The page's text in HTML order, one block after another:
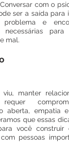
com o
ser a saída para
e
necessárias
mal.
manter
aberta, empatia
que essas
você construir
pessoas